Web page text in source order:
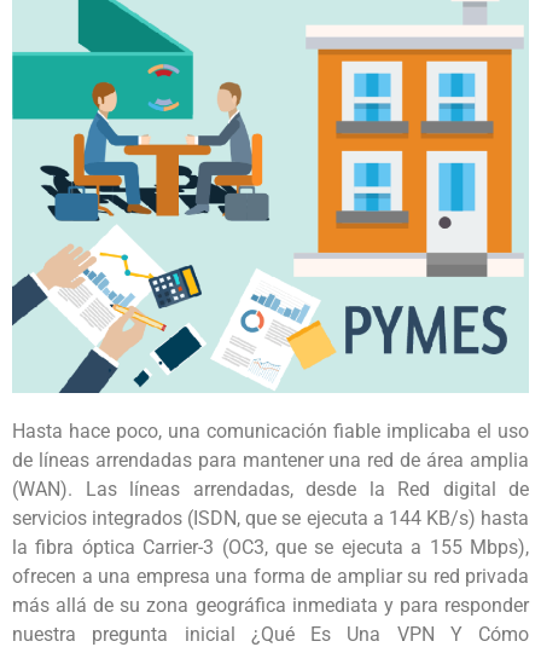
Hasta hace poco, una comunicación fiable implicaba el uso
de líneas arrendadas para mantener una red de área amplia
(WAN). Las líneas arrendadas, desde la Red digital de
servicios integrados (ISDN, que se ejecuta a 144 KB/s) hasta
la fibra óptica Carrier-3 (OC3, que se ejecuta a 155 Mbps),
ofrecen a una empresa una forma de ampliar su red privada
más allá de su zona geográfica inmediata y para responder
nuestra pregunta inicial ¿Qué Es Una VPN Y Cómo